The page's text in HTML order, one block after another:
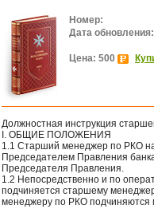
Номер:
Дата обновления:
Цена: 500
Должностная инструкция
I. ОБЩИЕ ПОЛОЖЕНИЯ
1.1 Старший менеджер по РКО
Председателем Правления
Председателя Правления.
1.2 Непосредственно и по
подчиняется старшему
менеджеру по РКО